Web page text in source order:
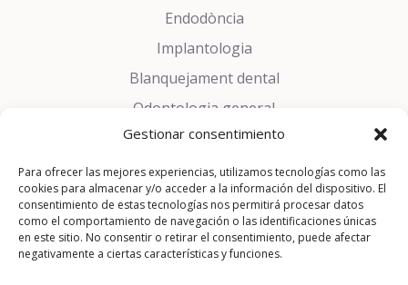
Gestionar consentimiento
Para ofrecer las mejores experiencias, utilizamos tecnologías como las
cookies para almacenar y/o acceder a la información del dispositivo. El
consentimiento de estas tecnologías nos permitirá procesar datos
como el comportamiento de navegación o las identificaciones únicas
en este sitio. No consentir o retirar el consentimiento, puede afectar
negativamente a ciertas características y funciones.
Endodòncia
Implantologia
Blanquejament dental
Odontologia general
Estètica dental
Trastorns de la son
Pròtesis Dentals
Periodòncia
Cirurgia Oral